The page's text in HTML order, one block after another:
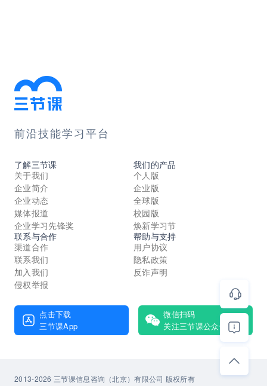
前沿技能学习平台
了解三节课
关于我们
企业简介
企业动态
媒体报道
企业学习先锋奖
我们的产品
个人版
企业版
全球版
校园版
焕新学习节
联系与合作
渠道合作
联系我们
加入我们
侵权举报
帮助与支持
用户协议
隐私政策
反诈声明
点击下载
三节课App
微信扫码
关注三节课公众号
2013-2026 三节课信息咨询（北京）有限公司 版权所有